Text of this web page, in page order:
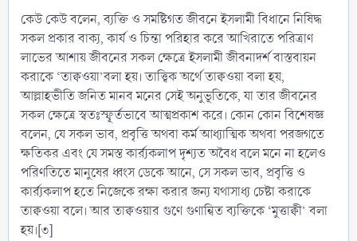
কেউ কেউ বলেন, ব্যক্তি ও সমষ্টিগত জীবনে ইসলামী বিধানে নিষিদ্ধ
সকল প্রকার বাক্য, কার্য ও চিন্তা পরিহার করে আখিরাতে পরিত্রাণ
লাভের আশায় জীবনের সকল ক্ষেত্রে ইসলামী জীবনাদর্শ বাস্তবায়ন
করাকে ‘তাক্বওয়া’বলা হয়। তাত্ত্বিক অর্থে তাক্বওয়া বলা হয়,
আল্লাহভীতি জনিত মানব মনের সেই অনুভূতিকে, যা তার জীবনের
সকল ক্ষেত্রে স্বতঃস্ফূর্তভাবে আত্মপ্রকাশ করে। কোন কোন বিশেষজ্ঞ
বলেন, যে সকল ভাব, প্রবৃত্তি অথবা কর্ম আধ্যাত্মিক অথবা পরজগতে
ক্ষতিকর এবং যে সমস্ত কার্র্যকলাপ দৃশ্যত অবৈধ বলে মনে না হলেও
পরিণতিতে মানুষের ধ্বংস ডেকে আনে, সে সকল ভাব, প্রবৃত্তি ও
কার্র্যকলাপ হতে নিজেকে রক্ষা করার জন্য যথাসাধ্য চেষ্টা করাকে
তাক্বওয়া বলে। আর তাক্বওয়ার গুণে গুণান্বিত ব্যক্তিকে ‘মুত্তাক্বী’ বলা
হয়।[৩]